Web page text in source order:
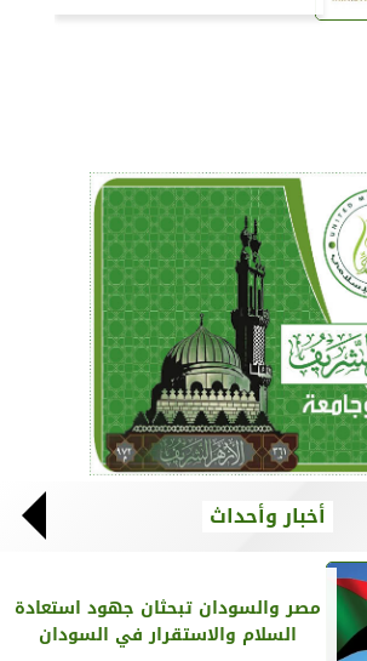
أخبار وأحداث
مصر والسودان تبحثان جهود استعادة
السلام والاستقرار في السودان